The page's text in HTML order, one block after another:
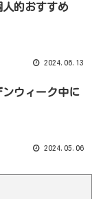
人的おすすめ
2024.06.13
ンウィーク中に
2024.05.06